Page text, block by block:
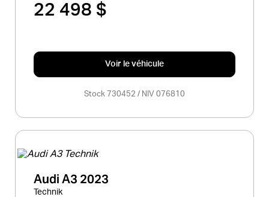
22 498 $
Voir le véhicule
Stock 730452 / NIV 076810
Audi A3 2023
Technik